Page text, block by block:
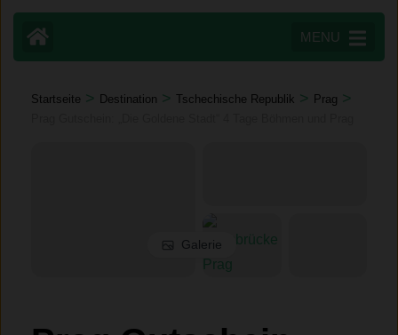
MENU
Startseite > Destination > Tschechische Republik > Prag >
Galerie